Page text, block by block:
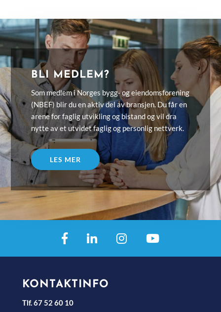
BLI MEDLEM?
Som medlem i Norges bygg- og eiendomsforening
(NBEF) blir du en aktiv del av bransjen. Du får en
arene for faglig utvikling og bistand og vil dra
nytte av et utvidet faglig og personlig nettverk.
LES MER
KONTAKTINFO
Tlf. 67 52 60 10